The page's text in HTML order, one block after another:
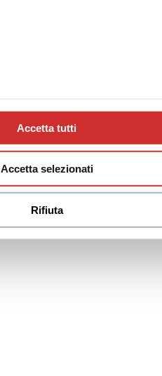
Accetta tutti
Accetta selezionati
Rifiuta